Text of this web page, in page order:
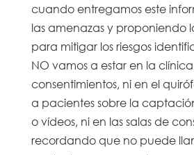
cuando entregamos este
las amenazas y proponiendo
para mitigar los riesgos
NO vamos a estar en la
consentimientos, ni en el
a pacientes sobre la
o vídeos, ni en las salas de
recordando que no puede